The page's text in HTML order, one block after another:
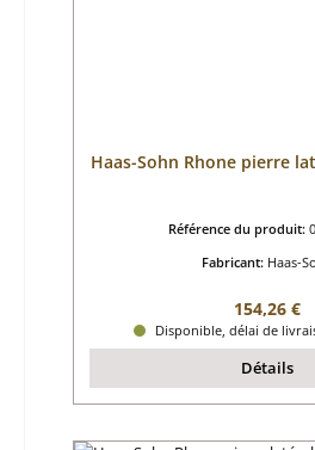
Haas-Sohn Rhone pierre
Référence du produit:
Fabricant: Haas-
Prix
154,26 €
Disponible, délai de
Détails